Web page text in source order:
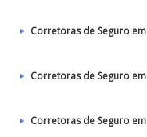
Corretoras de Seguro em
Corretoras de Seguro
Corretoras de Seguro